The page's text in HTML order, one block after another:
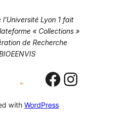
l’Université Lyon 1 fait
« Collections »
de Recherche
with WordPress